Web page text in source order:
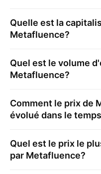
Quelle est la
Metafluence?
Quel est le volume
Metafluence?
Comment le prix de
évolué dans le
Quel est le prix le
par Metafluence?